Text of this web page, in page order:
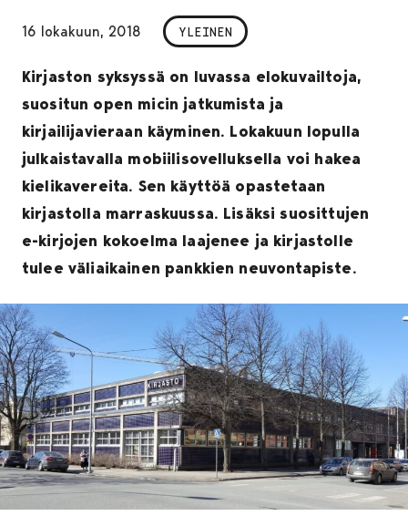
16 lokakuun, 2018 YLEINEN
Kirjaston syksyssä on luvassa elokuvailtoja,
suositun open micin jatkumista ja
kirjailijavieraan käyminen. Lokakuun lopulla
julkaistavalla mobiilisovelluksella voi hakea
kielikavereita. Sen käyttöä opastetaan
kirjastolla marraskuussa. Lisäksi suosittujen
e-kirjojen kokoelma laajenee ja kirjastolle
tulee väliaikainen pankkien neuvontapiste.